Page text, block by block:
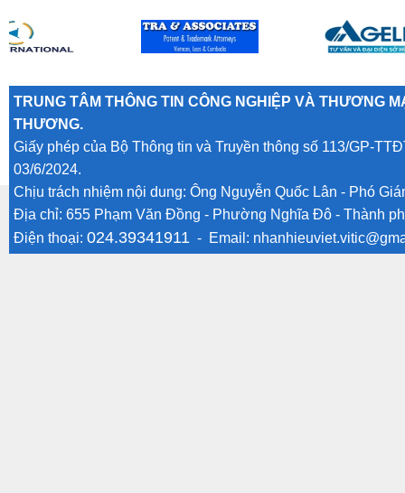
TRUNG TÂM THÔNG TIN CÔNG NGHIỆP VÀ THƯƠNG
THƯƠNG.
Giấy phép của Bộ Thông tin và Truyền thông số 113/GP-
03/6/2024.
Chịu trách nhiệm nội dung: Ông Nguyễn Quốc Lân - Phó
Địa chỉ: 655 Phạm Văn Đồng - Phường Nghĩa Đô - Thành
Điện thoại: 024.39341911 - Email: